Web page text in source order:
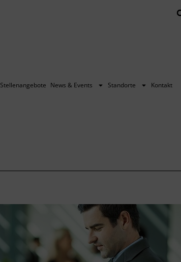
Stellenangebote News & Events Standorte Kontakt